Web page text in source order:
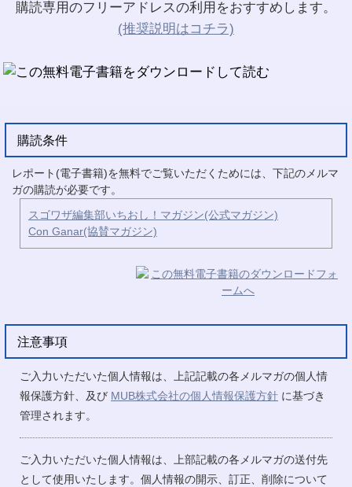
購読専用のフリーアドレスの利用をおすすめします。
(推奨説明はコチラ)
購読条件
レポート(電子書籍)を無料でご覧いただくためには、下記のメルマ
ガの購読が必要です。
スゴワザ編集部いちおし！マガジン(公式マガジン)
Con Ganar(協賛マガジン)
注意事項
ご入力いただいた個人情報は、上記記載の各メルマガの個人情
報保護方針、及び MUB株式会社の個人情報保護方針 に基づき
管理されます。
ご入力いただいた個人情報は、上部記載の各メルマガの送付先
として使用いたします。個人情報の開示、訂正、削除について